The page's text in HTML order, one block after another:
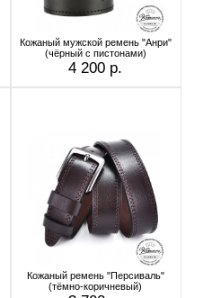
Кожаный мужской ремень "Анри"
(чёрный с пистонами)
4 200 р.
Кожаный ремень "Персиваль"
(тёмно-коричневый)